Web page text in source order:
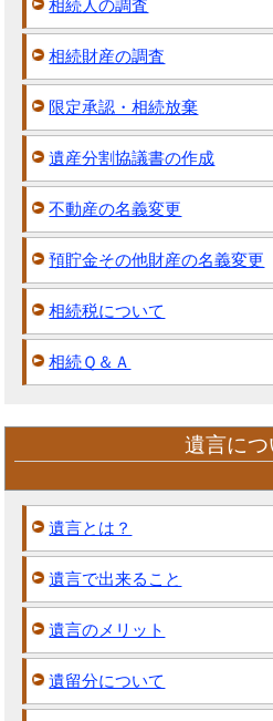
相続人の調査
相続財産の調査
限定承認・相続放棄
遺産分割協議書の作成
不動産の名義変更
預貯金その他財産の名義変更
相続税について
相続Ｑ＆Ａ
遺言につ
遺言とは？
遺言で出来ること
遺言のメリット
遺留分について